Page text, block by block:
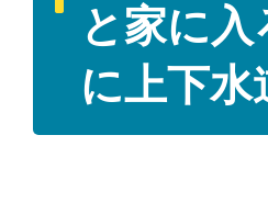
と家に
に上下